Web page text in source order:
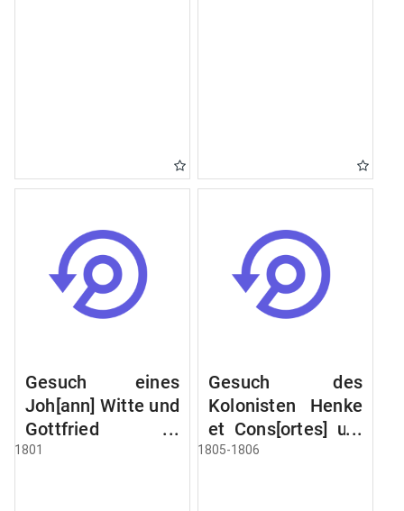
Gesuch eines
Joh[ann] Witte und
Gottfried
Kleinadel um
1801
Gesuch des
Kolonisten Henke
et Cons[ortes] um
Überlassung eines
1805-1806